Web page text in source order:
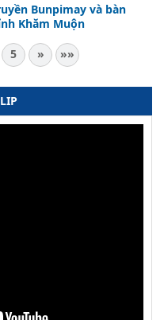
Bunpimay và bàn
Khăm Muộn
5 » »»